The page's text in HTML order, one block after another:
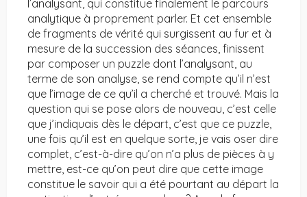
l’analysant, qui constitue finalement le parcours
analytique à proprement parler. Et cet ensemble
de fragments de vérité qui surgissent au fur et à
mesure de la succession des séances, finissent
par composer un puzzle dont l’analysant, au
terme de son analyse, se rend compte qu’il n’est
que l’image de ce qu’il a cherché et trouvé. Mais la
question qui se pose alors de nouveau, c’est celle
que j’indiquais dès le départ, c’est que ce puzzle,
une fois qu’il est en quelque sorte, je vais oser dire
complet, c’est-à-dire qu’on n’a plus de pièces à y
mettre, est-ce qu’on peut dire que cette image
constitue le savoir qui a été pourtant au départ la